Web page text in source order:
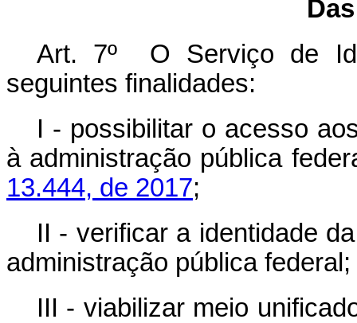
Art. 7º O Serviço de
seguintes finalidades:
I - possibilitar o acesso
à administração pública
13.444, de 2017;
II - verificar a identidade
administração pública federal;
III - viabilizar meio